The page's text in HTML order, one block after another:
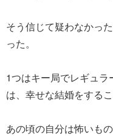
そう信じて疑わなかっ
った。
1つはキー局でレギュ
は、幸せな結婚をするこ
あの頃の自分は怖いも